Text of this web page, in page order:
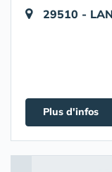
29510 -
Plus d'infos